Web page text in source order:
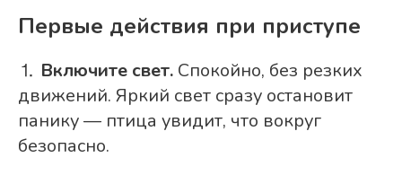
Первые действия при приступе
⒈ Включите свет. Спокойно, без резких
движений. Яркий свет сразу остановит
панику — птица увидит, что вокруг
безопасно.